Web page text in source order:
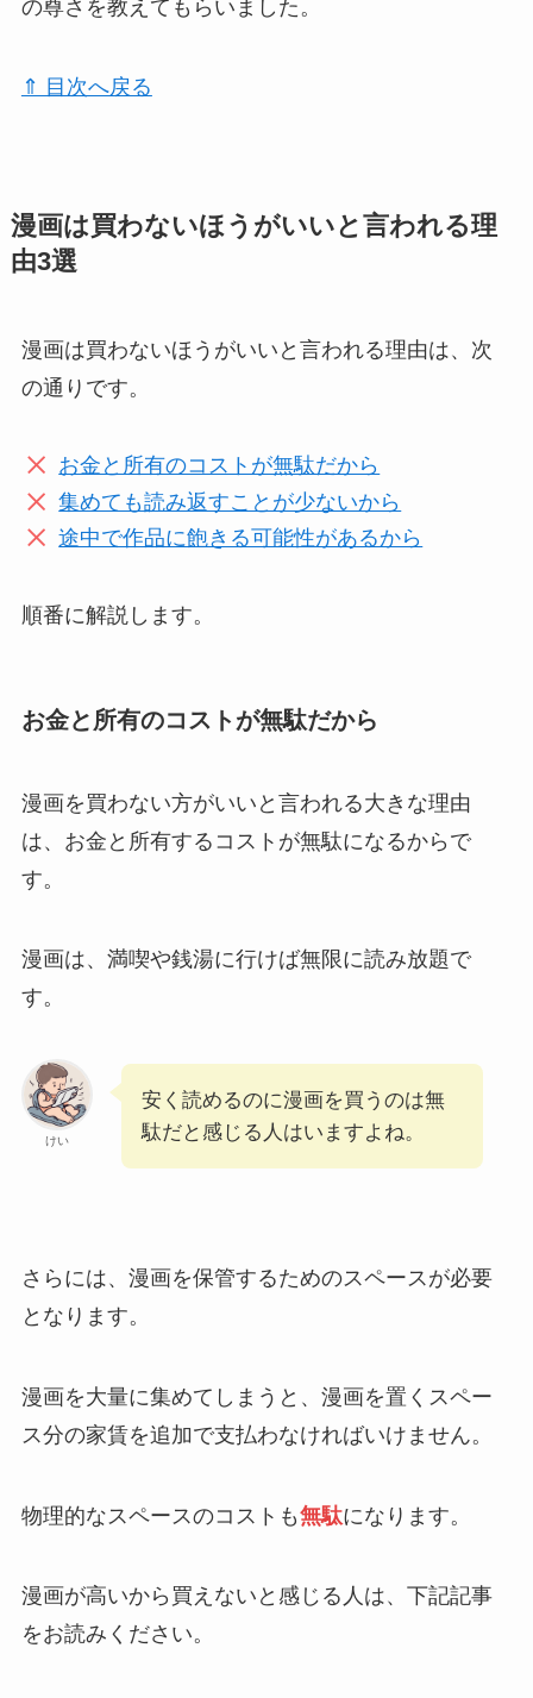
の尊さを教えてもらいました。
⇑ 目次へ戻る
漫画は買わないほうがいいと言われる理
由3選
漫画は買わないほうがいいと言われる理由は、次
の通りです。
お金と所有のコストが無駄だから
集めても読み返すことが少ないから
途中で作品に飽きる可能性があるから
順番に解説します。
お金と所有のコストが無駄だから
漫画を買わない方がいいと言われる大きな理由
は、お金と所有するコストが無駄になるからで
す。
漫画は、満喫や銭湯に行けば無限に読み放題で
す。
けい
安く読めるのに漫画を買うのは無
駄だと感じる人はいますよね。
さらには、漫画を保管するためのスペースが必要
となります。
漫画を大量に集めてしまうと、漫画を置くスペー
ス分の家賃を追加で支払わなければいけません。
物理的なスペースのコストも無駄になります。
漫画が高いから買えないと感じる人は、下記記事
をお読みください。